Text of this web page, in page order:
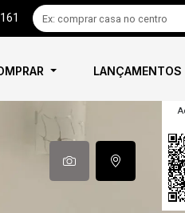
LANÇAMENTOS